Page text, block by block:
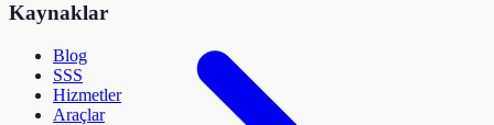
Kaynaklar
Blog
SSS
Hizmetler
Araçlar